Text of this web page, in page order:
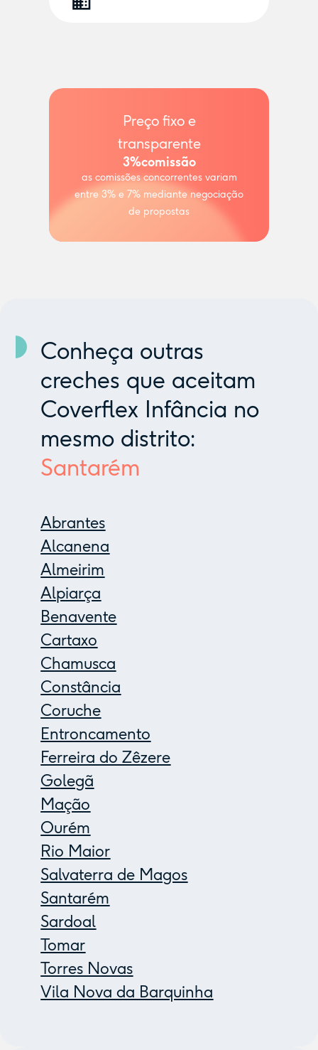
Preço fixo e
transparente
3%comissão
as comissões concorrentes variam
entre 3% e 7% mediante negociação
de propostas
Conheça outras
creches que aceitam
Coverflex Infância no
mesmo distrito:
Santarém
Abrantes
Alcanena
Almeirim
Alpiarça
Benavente
Cartaxo
Chamusca
Constância
Coruche
Entroncamento
Ferreira do Zêzere
Golegã
Mação
Ourém
Rio Maior
Salvaterra de Magos
Santarém
Sardoal
Tomar
Torres Novas
Vila Nova da Barquinha